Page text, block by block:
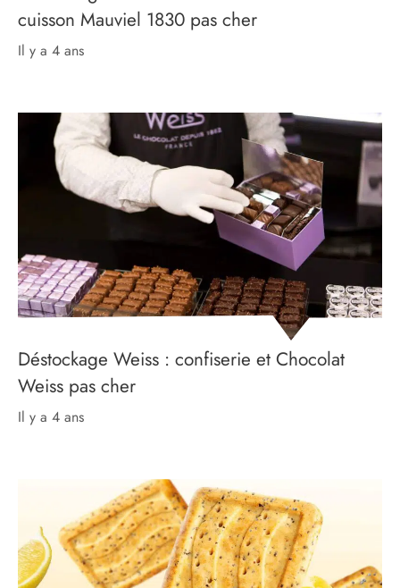
cuisson Mauviel 1830 pas cher
il y a 4 ans
Déstockage Weiss : confiserie et Chocolat
Weiss pas cher
il y a 4 ans